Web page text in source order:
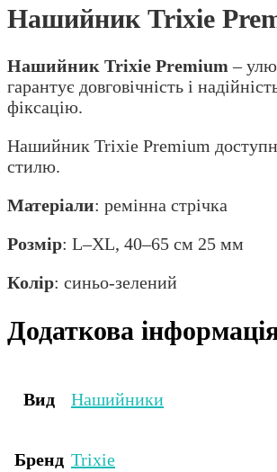
Нашийник Trixie
Нашийник Trixie Premium–
гарантує довговічність і
фіксацію.
Нашийник Trixie Premium
стилю.
Матеріали: ремінна стрічка
Розмір: L–XL, 40–65 см 25 мм
Колір: синьо-зелений
Додаткова
Вид Нашийники
Бренд Trixie